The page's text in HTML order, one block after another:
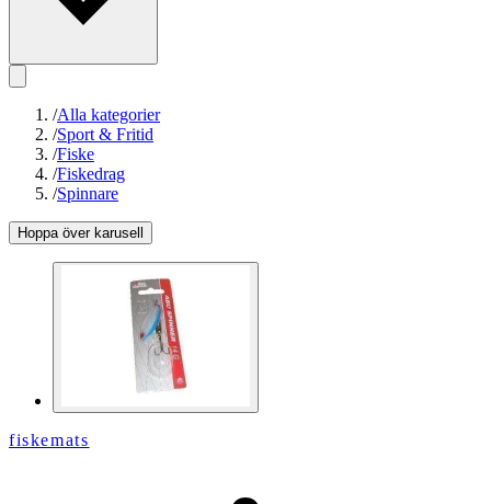
/Alla kategorier
/Sport & Fritid
/Fiske
/Fiskedrag
/Spinnare
Hoppa över karusell
fiskemats